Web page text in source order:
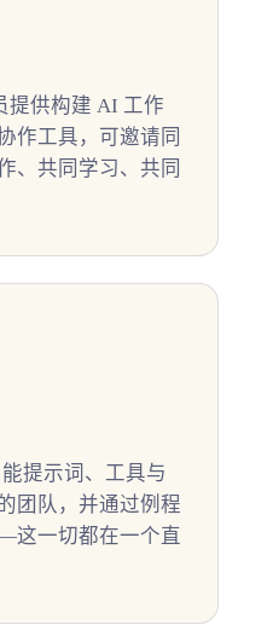
提供构建 AI 工作
作工具，可邀请同
、共同学习、共同
提示词、工具与
团队，并通过例程
这一切都在一个直